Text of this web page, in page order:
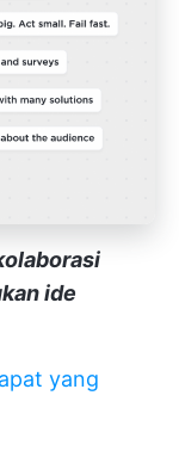
ide
yang